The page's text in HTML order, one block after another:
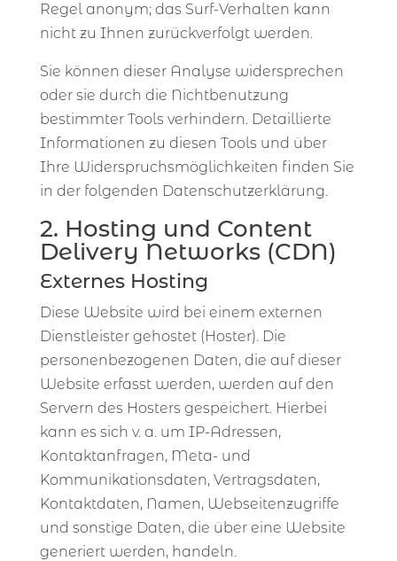
Regel anonym; das Surf-Verhalten kann
nicht zu Ihnen zurückverfolgt werden.
Sie können dieser Analyse widersprechen
oder sie durch die Nichtbenutzung
bestimmter Tools verhindern. Detaillierte
Informationen zu diesen Tools und über
Ihre Widerspruchsmöglichkeiten finden Sie
in der folgenden Datenschutzerklärung.
2. Hosting und Content
Delivery Networks (CDN)
Externes Hosting
Diese Website wird bei einem externen
Dienstleister gehostet (Hoster). Die
personenbezogenen Daten, die auf dieser
Website erfasst werden, werden auf den
Servern des Hosters gespeichert. Hierbei
kann es sich v. a. um IP-Adressen,
Kontaktanfragen, Meta- und
Kommunikationsdaten, Vertragsdaten,
Kontaktdaten, Namen, Webseitenzugriffe
und sonstige Daten, die über eine Website
generiert werden, handeln.